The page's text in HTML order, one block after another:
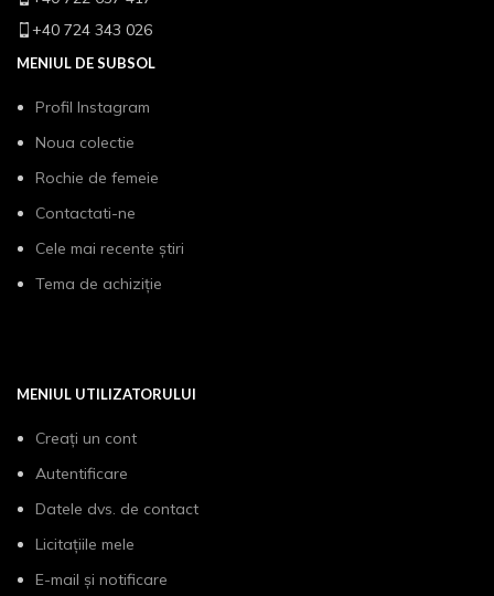
+40 724 343 026
MENIUL DE SUBSOL
Profil Instagram
Noua colectie
Rochie de femeie
Contactati-ne
Cele mai recente știri
Tema de achiziție
MENIUL UTILIZATORULUI
Creați un cont
Autentificare
Datele dvs. de contact
Licitațiile mele
E-mail și notificare